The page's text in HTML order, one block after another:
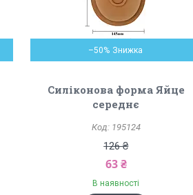
–50%
Силіконова форма Яйце
середнє
195124
126 ₴
63 ₴
В наявності